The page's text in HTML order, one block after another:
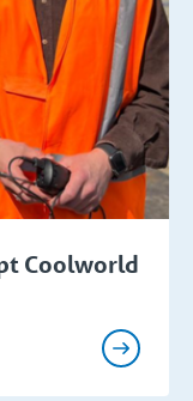
Coolworld